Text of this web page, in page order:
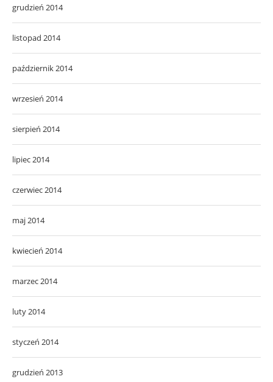
grudzień 2014
listopad 2014
październik 2014
wrzesień 2014
sierpień 2014
lipiec 2014
czerwiec 2014
maj 2014
kwiecień 2014
marzec 2014
luty 2014
styczeń 2014
grudzień 2013